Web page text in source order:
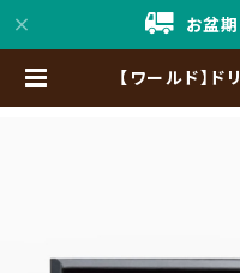
お盆
【ワールド】